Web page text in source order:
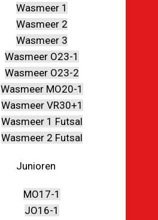
Wasmeer 1
Wasmeer 2
Wasmeer 3
Wasmeer O23-1
Wasmeer O23-2
Wasmeer MO20-1
Wasmeer VR30+1
Wasmeer 1 Futsal
Wasmeer 2 Futsal
Junioren
MO17-1
JO16-1